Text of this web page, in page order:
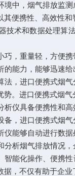
，烟气排放监测
其便携性、高效性
术和数据处理算法
重量轻，方便携
力，能够迅速给
进口便携式烟气
进口便携式烟气
具备便携性和高
进口便携式烟气
够自动进行数据
烟气排放情况，
智能化操作、便携
，不仅有助于企